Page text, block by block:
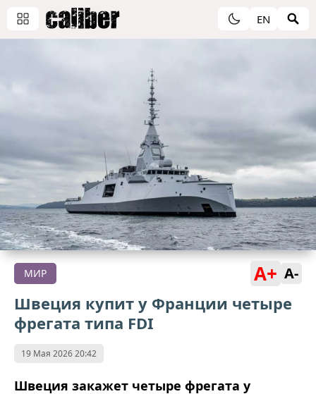
EN
МИР A+ A-
Швеция купит у Франции четыре
фрегата типа FDI
19 Мая 2026 20:42
Швеция закажет четыре фрегата у